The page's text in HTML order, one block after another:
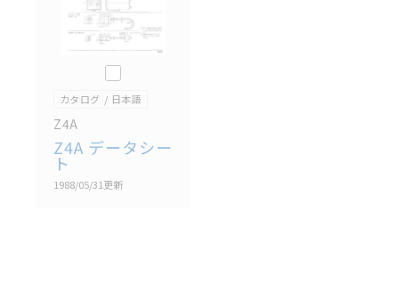
このカタログを選択
カタログ 日本語
Z4A
Z4A データシー
ト
1988/05/31更新